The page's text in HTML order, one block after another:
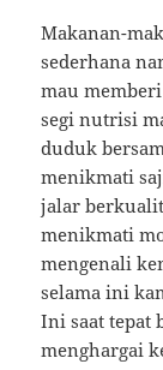
Makanan-
sederhana
mau
segi nutrisi
duduk
menikmati
jalar
menikmati
mengenali
selama ini
Ini saat tepat
menghargai